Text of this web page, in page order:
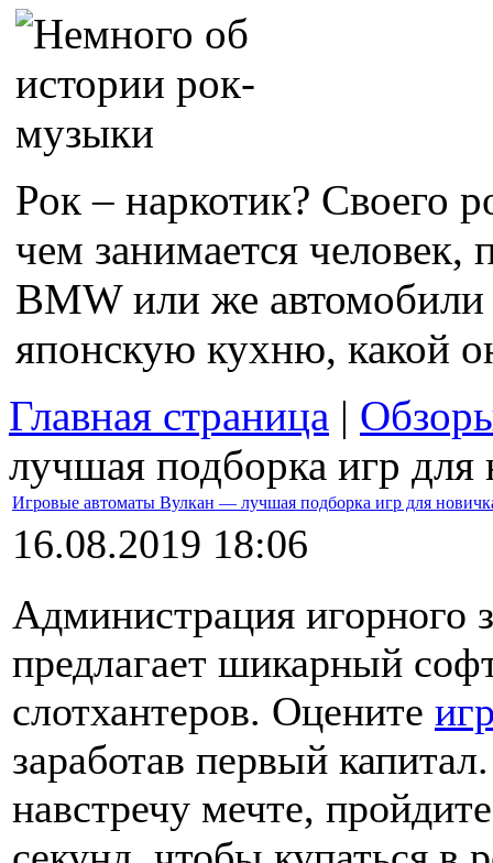
Рок – наркотик? Своего
чем занимается
BMW или же
японскую кухню, какой
Главная страница |
лучшая подборка игр для
Игровые автоматы Вулкан — лучшая подборка игр для
16.08.2019 18:06
Администрация игорного
предлагает шикарный
слотхантеров. Оцените
заработав первый
навстречу мечте,